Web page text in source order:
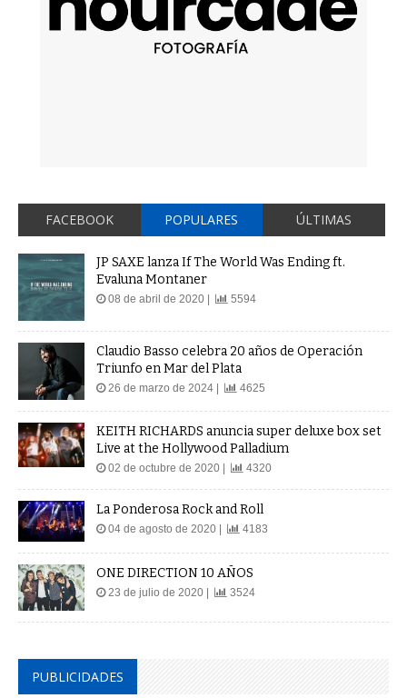
FACEBOOK POPULARES ÚLTIMAS
JP SAXE lanza If The World Was Ending ft.
Evaluna Montaner
08 de abril de 2020 | 5594
Claudio Basso celebra 20 años de Operación
Triunfo en Mar del Plata
26 de marzo de 2024 | 4625
KEITH RICHARDS anuncia super deluxe box set
Live at the Hollywood Palladium
02 de octubre de 2020 | 4320
La Ponderosa Rock and Roll
04 de agosto de 2020 | 4183
ONE DIRECTION 10 AÑOS
23 de julio de 2020 | 3524
PUBLICIDADES